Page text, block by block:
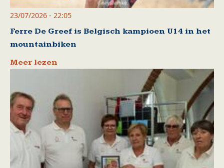
23/07/2026 - 22:05
Ferre De Greef is Belgisch kampioen U14 in het
mountainbiken
Meer lezen